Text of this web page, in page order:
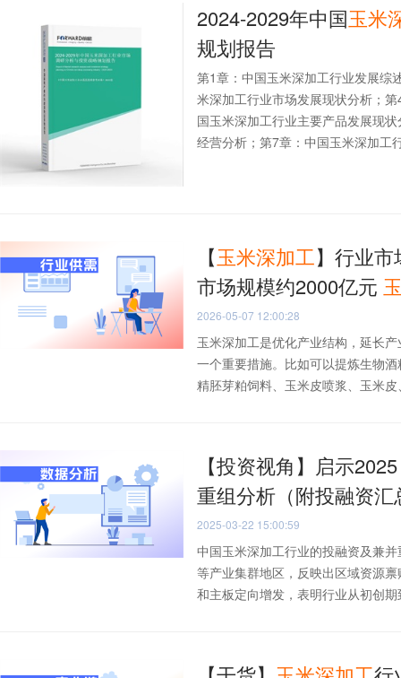
2024-2029年中国玉米
规划报告
第1章：中国玉米深加工行业发展综
米深加工行业市场发展现状分析；
国玉米深加工行业主要产品发展现
经营分析；第7章：中国玉米深加工
【玉米深加工】行业
市场规模约2000亿元
2026-05-07 12:00:28
玉米深加工是优化产业结构，延长
一个重要措施。比如可以提炼生物
精胚芽粕饲料、玉米皮喷浆、玉米
【投资视角】启示
重组分析（附投融资
2025-03-22 15:00:59
中国玉米深加工行业的投融资及兼
等产业集群地区，反映出区域资源
和主板定向增发，表明行业从初创期